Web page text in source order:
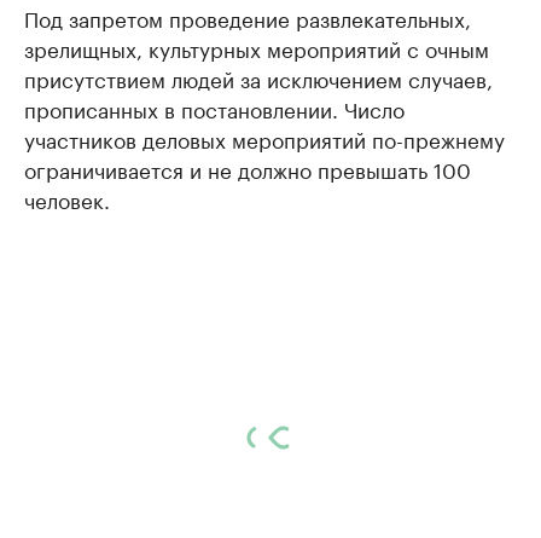
Под запретом проведение развлекательных,
зрелищных, культурных мероприятий с очным
присутствием людей за исключением случаев,
прописанных в постановлении. Число
участников деловых мероприятий по-прежнему
ограничивается и не должно превышать 100
человек.